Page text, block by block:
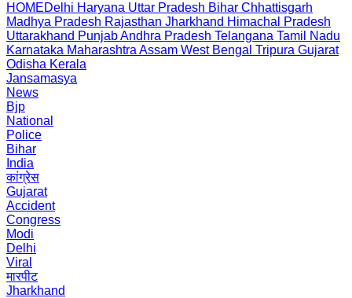
HOMEDelhi Haryana Uttar Pradesh Bihar Chhattisgarh
Madhya Pradesh Rajasthan Jharkhand Himachal Pradesh
Uttarakhand PunjabAndhra Pradesh Telangana Tamil Nadu
Karnataka Maharashtra Assam West Bengal Tripura Gujarat
Odisha Kerala
Jansamasya
News
Bjp
National
Police
Bihar
India
कांग्रेस
Gujarat
Accident
Congress
Modi
Delhi
Viral
मारपीट
Jharkhand